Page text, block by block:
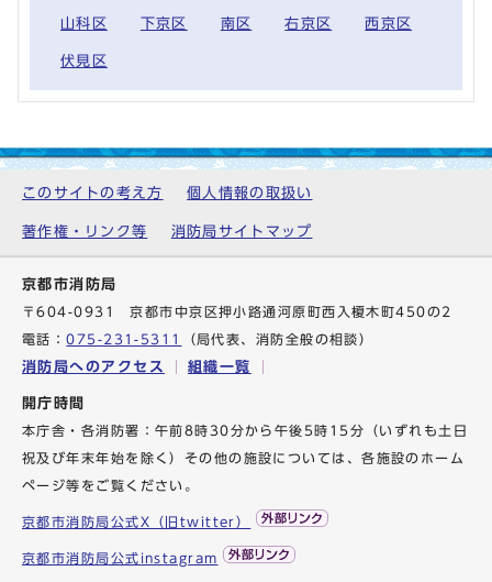
山科区 下京区 南区 右京区 西京区
伏見区
このサイトの考え方 個人情報の取扱い
著作権・リンク等 消防局サイトマップ
京都市消防局
〒604-0931 京都市中京区押小路通河原町西入榎木町450の2
電話：075-231-5311 （局代表、消防全般の相談）
消防局へのアクセス 組織一覧
開庁時間
本庁舎・各消防署：午前8時30分から午後5時15分（いずれも土日
祝及び年末年始を除く）その他の施設については、各施設のホーム
ページ等をご覧ください。
京都市消防局公式X（旧twitter）
京都市消防局公式instagram